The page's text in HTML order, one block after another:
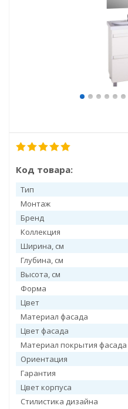
Код товара:
Тип
Монтаж
Бренд
Коллекция
Ширина, см
Глубина, см
Высота, см
Форма
Цвет
Материал фасада
Цвет фасада
Материал покрытия фасада
Ориентация
Гарантия
Цвет корпуса
Стилистика дизайна